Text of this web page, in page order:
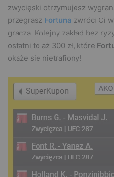
zwycięski otrzymujesz
przegrasz Fortuna zwróci Ci
gracza. Kolejny zakład bez
ostatni to aż 300 zł, które
okaże się nietrafiony!